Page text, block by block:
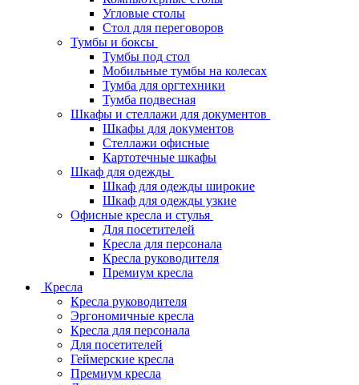
Угловые столы
Стол для переговоров
Тумбы и боксы
Тумбы под стол
Мобильные тумбы на колесах
Тумба для оргтехники
Тумба подвесная
Шкафы и стеллажи для документов
Шкафы для документов
Стеллажи офисные
Картотечные шкафы
Шкаф для одежды
Шкаф для одежды широкие
Шкаф для одежды узкие
Офисные кресла и стулья
Для посетителей
Кресла для персонала
Кресла руководителя
Премиум кресла
Кресла
Кресла руководителя
Эргономичные кресла
Кресла для персонала
Для посетителей
Геймерские кресла
Премиум кресла